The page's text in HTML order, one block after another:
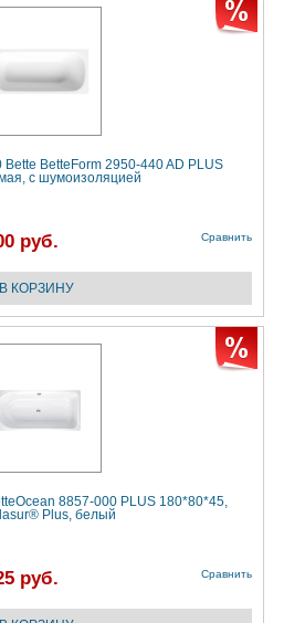
BetteForm 2950-440 AD PLUS
с шумоизоляцией
руб. Сравнить
8857-000 PLUS 180*80*45,
Plus, белый
руб. Сравнить